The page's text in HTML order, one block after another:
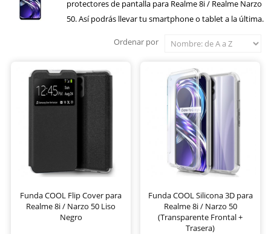
protectores de pantalla para Realme 8i / Realme Narzo
50. Así podrás llevar tu smartphone o tablet a la última.
Ordenar por
Funda COOL Flip Cover para
Realme 8i / Narzo 50 Liso
Negro
Funda COOL Silicona 3D para
Realme 8i / Narzo 50
(Transparente Frontal +
Trasera)